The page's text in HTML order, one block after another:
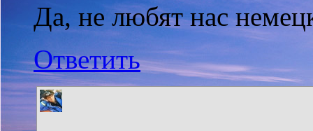
Да, не любят нас
Ответить